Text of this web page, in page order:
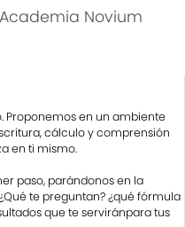
Novium
Proponemos en un ambiente
cálculo y comprensión
en ti mismo.
paso, parándonos en la
te preguntan? ¿qué fórmula
que te serviránpara tus